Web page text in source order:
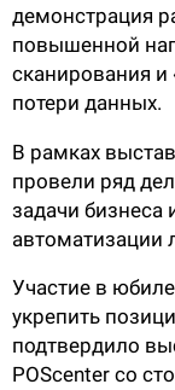
демонстрация
повышенной
сканирования и
потери данных.
В рамках
провели ряд
задачи бизнеса
автоматизации
Участие в
укрепить
подтвердило
POScenter со